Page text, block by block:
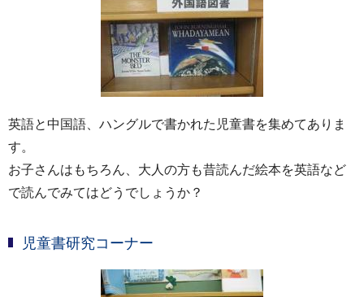
英語と中国語、ハングルで書かれた児童書を集めてありま
す。
お子さんはもちろん、大人の方も昔読んだ絵本を英語など
で読んでみてはどうでしょうか？
児童書研究コーナー